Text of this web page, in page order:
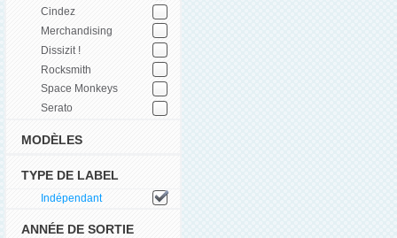
Cindez
Merchandising
Dissizit !
Rocksmith
Space Monkeys
Serato
MODÈLES
TYPE DE LABEL
Indépendant
ANNÉE DE SORTIE